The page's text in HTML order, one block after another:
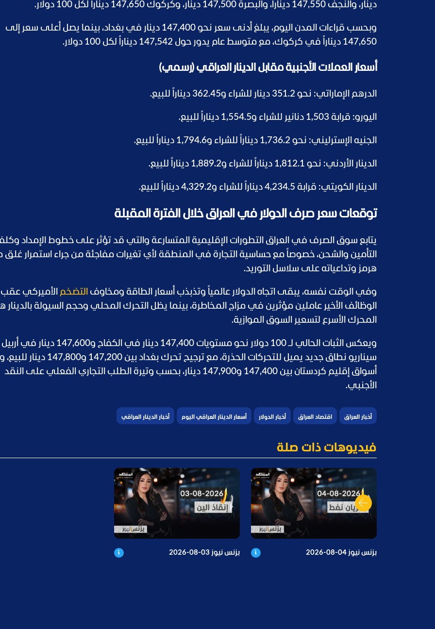
دينار، والنجف 147,550 ديناراً، والبصرة 147,500 دينار، وكركوك 147,650 ديناراً لكل 100 دولار.
وبحسب قراءات المدن اليوم، يبلغ أدنى سعر نحو 147,400 دينار في بغداد، بينما يصل أعلى سعر إلى
147,650 ديناراً في كركوك، مع متوسط عام يدور حول 147,542 ديناراً لكل 100 دولار.
أسعار العملات الأجنبية مقابل الدينار العراقي (رسمي)
الدرهم الإماراتي: نحو 351.2 دينار للشراء و362.45 ديناراً للبيع.
اليورو: قرابة 1,503 دنانير للشراء و1,554.5 ديناراً للبيع.
الجنيه الإسترليني: نحو 1,736.2 ديناراً للشراء و1,794.6 ديناراً للبيع.
الدينار الأردني: نحو 1,812.1 ديناراً للشراء و1,889.2 ديناراً للبيع.
الدينار الكويتي: قرابة 4,234.5 ديناراً للشراء و4,329.2 ديناراً للبيع.
توقعات سعر صرف الدولار في العراق خلال الفترة المقبلة
يتابع سوق الصرف في العراق التطورات الإقليمية المتسارعة والتي قد تؤثر على خطوط الإمداد
التأمين والشحن، خصوصاً مع حساسية التجارة في المنطقة لأي تغيرات مفاجئة من جراء استمرار
هرمز وتداعياته على سلاسل التوريد.
وفي الوقت نفسه، يبقى اتجاه الدولار عالمياً وتذبذب أسعار الطاقة ومخاوف التضخم الأميركي عقب
الوظائف الأخير عاملين مؤثرين في مزاج المخاطرة، بينما يظل التحرك المحلي وحجم السيولة بالدينار
المحرك الأسرع لتسعير السوق الموازية.
ويعكس الثبات الحالي لـ 100 دولار نحو مستويات 147,400 دينار في الكفاح و147,600 دينار في أربيل
سيناريو نطاق جديد يميل للتحركات الحذرة، مع ترجيح تحرك بغداد بين
أسواق إقليم كردستان بين 147,400 و147,900 دينار، بحسب وتيرة الطلب التجاري الفعلي على النقد
الأجنبي.
أخبار العراق اقتصاد العراق أخبار الدولار أسعار الدينار العراقي اليوم أخبار الدينار العراقي
فيديوهات ذات صلة
بزنس نيوز 04-08-2026 بزنس نيوز 03-08-2026